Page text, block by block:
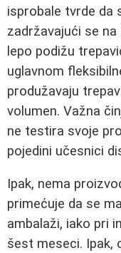
isprobale tvrde da
zadržavajući se
lepo podižu
uglavnom
produžavaju
volumen. Važna
ne testira svoje
pojedini učesnici
Ipak, nema
primećuje da se
ambalaži, iako pri
šest meseci. Ipak,